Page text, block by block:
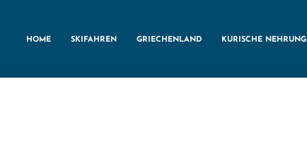
HOME SKIFAHREN GRIECHENLAND KURISCHE NEHRUNG